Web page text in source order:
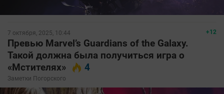
+12
7 октября, 2025, 10:44
Превью Marvel’s Guardians of the Galaxy.
Такой должна была получиться игра о
«Мстителях»
4
Заметки Погорского